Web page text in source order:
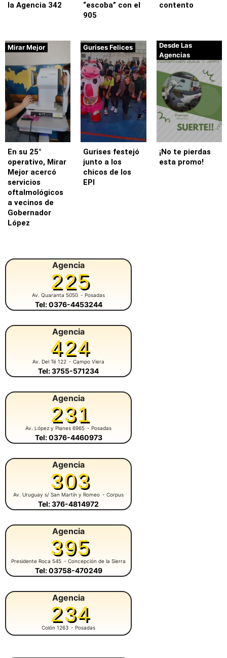
la Agencia 342
“escoba” con el
905
contento
Mirar Mejor
En su 25°
operativo, Mirar
Mejor acercó
servicios
oftalmológicos
a vecinos de
Gobernador
López
Gurises Felices
Gurises festejó
junto a los
chicos de los
EPI
Desde Las
Agencias
¡No te pierdas
esta promo!
Agencia
225
Av. Quaranta 5050 - Posadas
Tel: 0376-4453244
Agencia
424
Av. Del Té 122 - Campo Viera
Tel: 3755-571234
Agencia
231
Av. López y Planes 6965 - Posadas
Tel: 0376-4460973
Agencia
303
Av. Uruguay s/ San Martín y Romeo - Corpus
Tel: 376-4814972
Agencia
395
Presidente Roca 545 - Concepción de la Sierra
Tel: 03758-470249
Agencia
234
Colón 1263 - Posadas